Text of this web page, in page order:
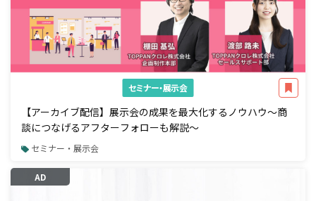
セミナー・展示会
【アーカイブ配信】展示会の成果を最大化するノウハウ～商
談につなげるアフターフォローも解説～
セミナー・展示会
AD